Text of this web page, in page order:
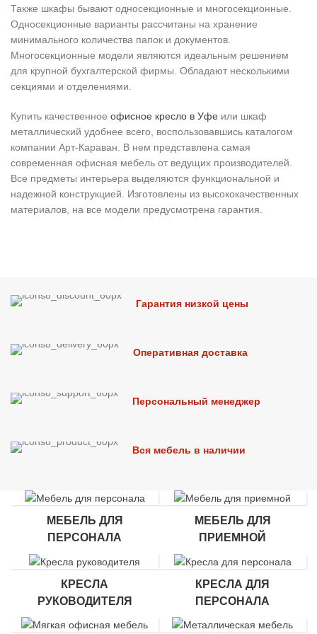
Также шкафы бывают односекционные и многосекционные.
Односекционные варианты рассчитаны на хранение
минимального количества папок и документов.
Многосекционные модели являются идеальным решением
для крупной бухгалтерской фирмы. Обладают несколькими
секциями и отделениями.
Купить качественное офисное кресло в Уфе или шкаф
металлический удобнее всего, воспользовавшись каталогом
компании Арт-Караван. В нем представлена самая
современная офисная мебель от ведущих производителей.
Все предметы интерьера выделяются функциональной и
надежной конструкцией. Изготовлены из высококачественных
материалов, на все модели предусмотрена гарантия.
Гарантия низкой цены
Оперативная доставка
Персональный менеджер
Вся мебель в наличии
МЕБЕЛЬ ДЛЯ
ПЕРСОНАЛА
МЕБЕЛЬ ДЛЯ
ПРИЕМНОЙ
КРЕСЛА
РУКОВОДИТЕЛЯ
КРЕСЛА ДЛЯ
ПЕРСОНАЛА